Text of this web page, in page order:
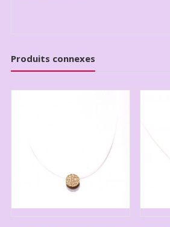
Produits connexes